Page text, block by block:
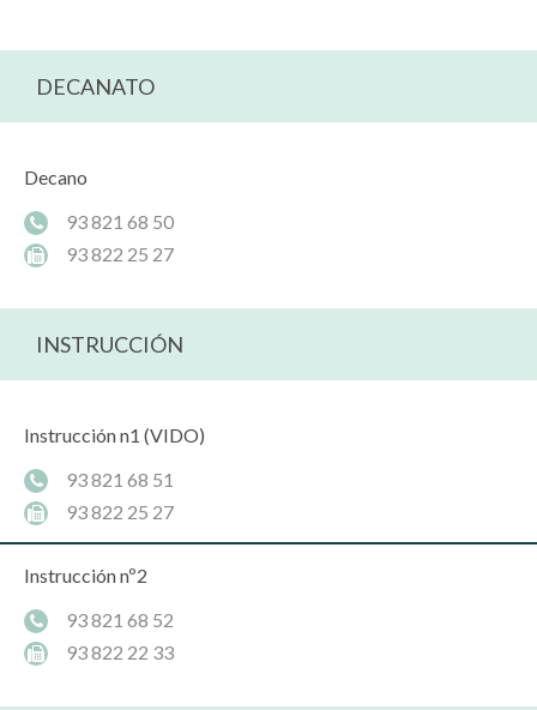
DECANATO
Decano
93 821 68 50
93 822 25 27
INSTRUCCIÓN
Instrucción n1 (VIDO)
93 821 68 51
93 822 25 27
Instrucción nº2
93 821 68 52
93 822 22 33